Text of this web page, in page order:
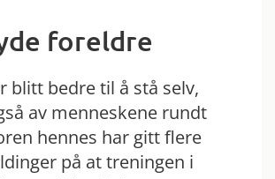
foreldre
blitt bedre til å stå selv,
av menneskene rundt
hennes har gitt flere
på at treningen i